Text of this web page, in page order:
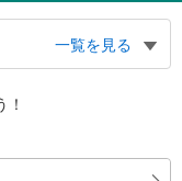
一覧を見る